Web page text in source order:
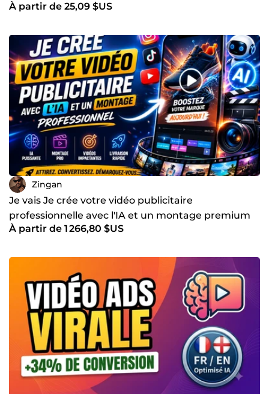
À partir de 25,09 $US
Zingan
Je vais Je crée votre vidéo publicitaire
professionnelle avec l'IA et un montage premium
À partir de 1 266,80 $US